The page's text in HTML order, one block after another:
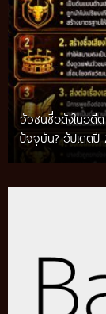
วัวชนชื่อดังในอดี
ปัจจุบัน? อัปเดตปี
กติกาวัวชนสมัย
ท้องถิ่น อัปเดตปี